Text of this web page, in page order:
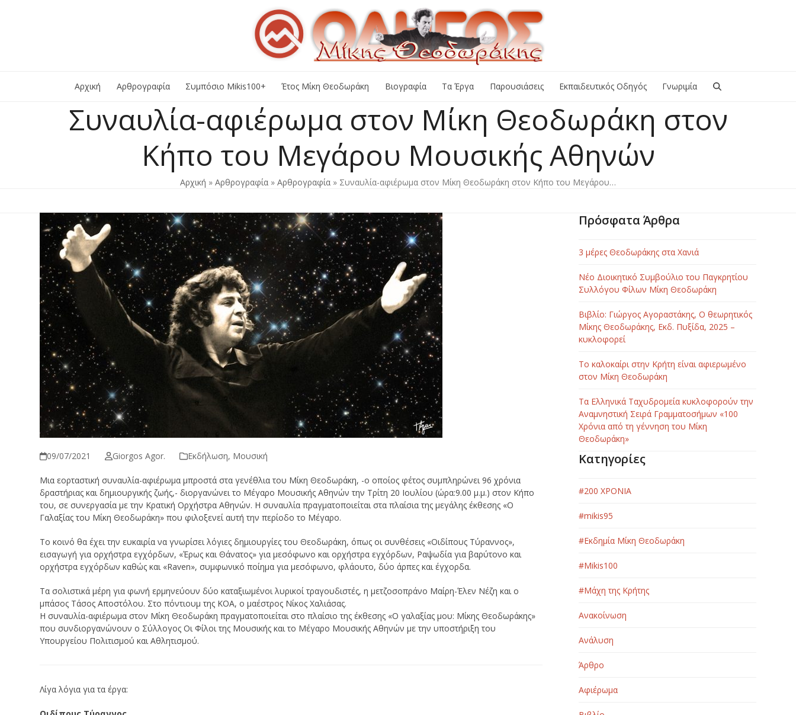
Αρχική Αρθρογραφία Συμπόσιο Mikis100+ Έτος Μίκη Θεοδωράκη Βιογραφία Τα Έργα Παρουσιάσεις Εκπαιδευτικός Οδηγός Γνωριμία
Συναυλία-αφιέρωμα στον Μίκη Θεοδωράκη στον
Κήπο του Μεγάρου Μουσικής Αθηνών
Αρχική » Αρθρογραφία » Αρθρογραφία » Συναυλία-αφιέρωμα στον Μίκη Θεοδωράκη στον Κήπο του Μεγάρου…
09/07/2021 Giorgos Agor. Εκδήλωση, Μουσική
Μια εορταστική συναυλία-αφιέρωμα μπροστά στα γενέθλια του Μίκη Θεοδωράκη, -ο οποίος φέτος συμπληρώνει 96 χρόνια
δραστήριας και δημιουργικής ζωής,- διοργανώνει το Μέγαρο Μουσικής Αθηνών την Τρίτη 20 Ιουλίου (ώρα:9.00 μ.μ.) στον Κήπο
του, σε συνεργασία με την Κρατική Ορχήστρα Αθηνών. Η συναυλία πραγματοποιείται στα πλαίσια της μεγάλης έκθεσης «Ο
Γαλαξίας του Μίκη Θεοδωράκη» που φιλοξενεί αυτή την περίοδο το Μέγαρο.
Το κοινό θα έχει την ευκαιρία να γνωρίσει λόγιες δημιουργίες του Θεοδωράκη, όπως οι συνθέσεις «Οιδίπους Τύραννος»,
εισαγωγή για ορχήστρα εγχόρδων, «Έρως και Θάνατος» για μεσόφωνο και ορχήστρα εγχόρδων, Ραψωδία για βαρύτονο και
ορχήστρα εγχόρδων καθώς και «Raven», συμφωνικό ποίημα για μεσόφωνο, φλάουτο, δύο άρπες και έγχορδα.
Τα σολιστικά μέρη για φωνή ερμηνεύουν δύο καταξιωμένοι λυρικοί τραγουδιστές, η μετζοσοπράνο Μαίρη-Έλεν Νέζη και ο
μπάσος Τάσος Αποστόλου. Στο πόντιουμ της ΚΟΑ, ο μαέστρος Νίκος Χαλιάσας.
H συναυλία-αφιέρωμα στον Μίκη Θεοδωράκη πραγματοποιείται στο πλαίσιο της έκθεσης «Ο γαλαξίας μου: Μίκης Θεοδωράκης»
που συνδιοργανώνουν ο Σύλλογος Οι Φίλοι της Μουσικής και το Μέγαρο Μουσικής Αθηνών με την υποστήριξη του
Υπουργείου Πολιτισμού και Αθλητισμού.
Λίγα λόγια για τα έργα:
Πρόσφατα Άρθρα
3 μέρες Θεοδωράκης στα Χανιά
Νέο Διοικητικό Συμβούλιο του Παγκρητίου
Συλλόγου Φίλων Μίκη Θεοδωράκη
Βιβλίο: Γιώργος Αγοραστάκης, Ο θεωρητικός
Μίκης Θεοδωράκης, Εκδ. Πυξίδα, 2025 –
κυκλοφορεί
Το καλοκαίρι στην Κρήτη είναι αφιερωμένο
στον Μίκη Θεοδωράκη
Τα Ελληνικά Ταχυδρομεία κυκλοφορούν την
Αναμνηστική Σειρά Γραμματοσήμων «100
Χρόνια από τη γέννηση του Μίκη
Θεοδωράκη»
Κατηγορίες
#200 ΧΡΟΝΙΑ
#mikis95
#Εκδημία Μίκη Θεοδωράκη
#Μikis100
#Μάχη της Κρήτης
Ανακοίνωση
Ανάλυση
Άρθρο
Αφιέρωμα